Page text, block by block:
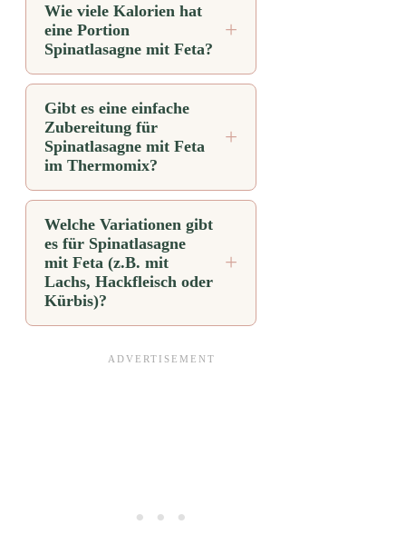
Wie viele Kalorien hat
eine Portion
Spinatlasagne mit Feta?
Gibt es eine einfache
Zubereitung für
Spinatlasagne mit Feta
im Thermomix?
Welche Variationen gibt
es für Spinatlasagne
mit Feta (z.B. mit
Lachs, Hackfleisch oder
Kürbis)?